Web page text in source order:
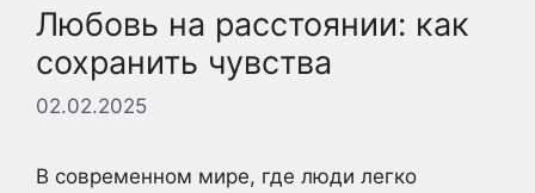
Любовь на расстоянии: как
сохранить чувства
02.02.2025
В современном мире, где люди легко